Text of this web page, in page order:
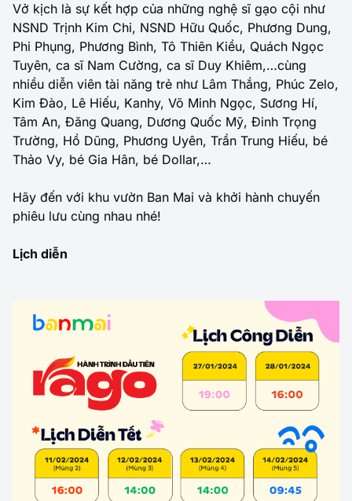
Vở kịch là sự kết hợp của những nghệ sĩ gạo cội như
NSND Trịnh Kim Chi, NSND Hữu Quốc, Phương Dung,
Phi Phụng, Phương Bình, Tô Thiên Kiều, Quách Ngọc
Tuyên, ca sĩ Nam Cường, ca sĩ Duy Khiêm,…cùng
nhiều diễn viên tài năng trẻ như Lâm Thắng, Phúc Zelo,
Kim Đào, Lê Hiếu, Kanhy, Võ Minh Ngọc, Sương Hí,
Tâm An, Đăng Quang, Dương Quốc Mỹ, Đinh Trọng
Trường, Hồ Dũng, Phương Uyên, Trần Trung Hiếu, bé
Thảo Vy, bé Gia Hân, bé Dollar,…
Hãy đến với khu vườn Ban Mai và khởi hành chuyến
phiêu lưu cùng nhau nhé!
Lịch diễn